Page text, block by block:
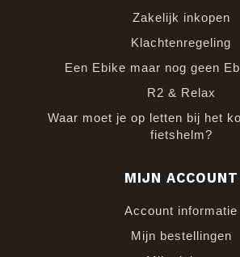
Zakelijk inkopen
Klachtenregeling
Een Ebike maar nog geen
R2 & Relax
Waar moet je op letten bij het
fietshelm?
MIJN ACCOUNT
Account informatie
Mijn bestellingen